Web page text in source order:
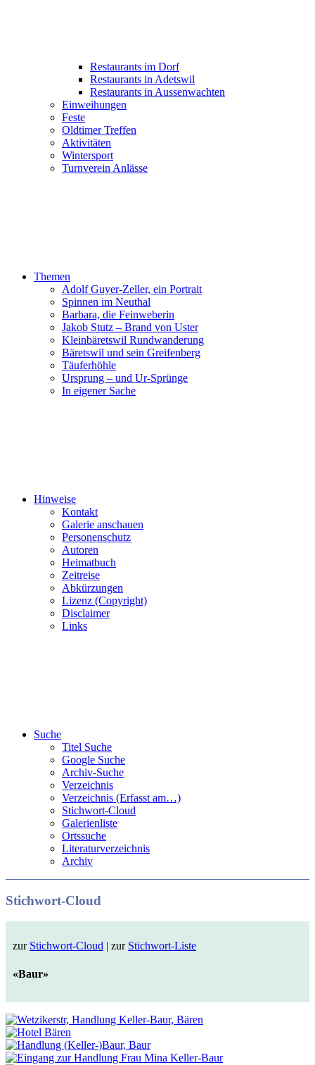
Restaurants im Dorf
Restaurants in Adetswil
Restaurants in Aussenwachten
Einweihungen
Feste
Oldtimer Treffen
Aktivitäten
Wintersport
Turnverein Anlässe
Themen
Adolf Guyer-Zeller, ein Portrait
Spinnen im Neuthal
Barbara, die Feinweberin
Jakob Stutz – Brand von Uster
Kleinbäretswil Rundwanderung
Bäretswil und sein Greifenberg
Täuferhöhle
Ursprung – und Ur-Sprünge
In eigener Sache
Hinweise
Kontakt
Galerie anschauen
Personenschutz
Autoren
Heimatbuch
Zeitreise
Abkürzungen
Lizenz (Copyright)
Disclaimer
Links
Suche
Titel Suche
Google Suche
Archiv-Suche
Verzeichnis
Verzeichnis (Erfasst am…)
Stichwort-Cloud
Galerienliste
Ortssuche
Literaturverzeichnis
Archiv
Stichwort-Cloud
zur Stichwort-Cloud | zur Stichwort-Liste
«Baur»